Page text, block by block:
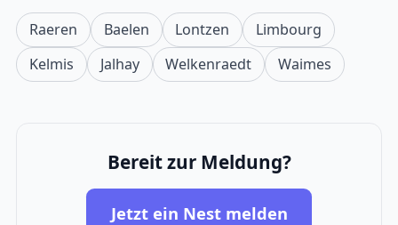
Raeren Baelen Lontzen
Limbourg
Kelmis
Jalhay Welkenraedt Waimes
Bereit zur Meldung?
Jetzt ein Nest melden